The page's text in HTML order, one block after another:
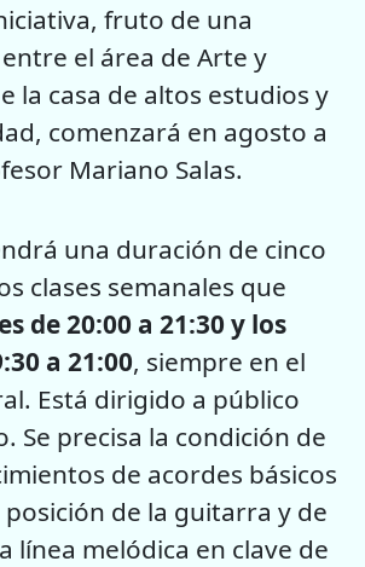
fruto de una
el área de Arte y
la casa de altos estudios y
comenzará en agosto a
Mariano Salas.
una duración de cinco
clases semanales que
de 20:00 a 21:30 y los
a 21:00, siempre en el
Está dirigido a público
Se precisa la condición de
de acordes básicos
de la guitarra y de
línea melódica en clave de